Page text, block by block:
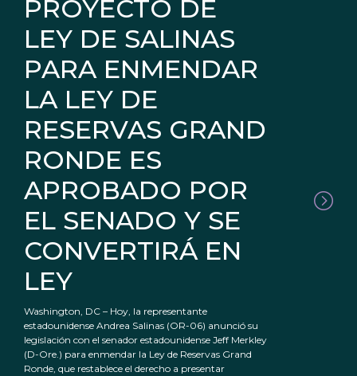
PROYECTO DE
LEY DE SALINAS
PARA ENMENDAR
LA LEY DE
RESERVAS GRAND
RONDE ES
APROBADO POR
EL SENADO Y SE
CONVERTIRÁ EN
LEY
Washington, DC – Hoy, la representante
estadounidense Andrea Salinas (OR-06) anunció su
legislación con el senador estadounidense Jeff Merkley
(D-Ore.) para enmendar la Ley de Reservas Grand
Ronde, que restablece el derecho a presentar